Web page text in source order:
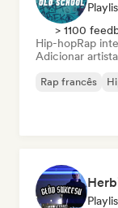
> 1100
Hip-hopRap
Adicionar
Rap francês